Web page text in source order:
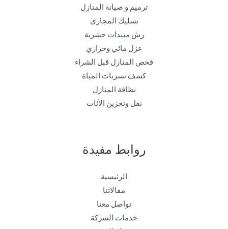
ترميم و صيانة المنازل
تسليك المجارى
رش مبيدات حشرية
عزل مائي وحراري
فحص المنازل قبل الشراء
كشف تسربات المياة
نظافة المنازل
نقل وتخزين الأثاث
روابط مفيدة
الرئيسية
مقالاتنا
تواصل معنا
خدمات الشركة